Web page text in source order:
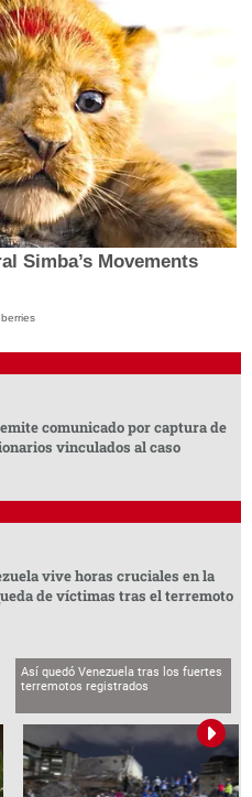
Simba’s Movements
comunicado por captura de
vinculados al caso
vive horas cruciales en la
de víctimas tras el terremoto
Así quedó Venezuela tras los fuertes
terremotos registrados